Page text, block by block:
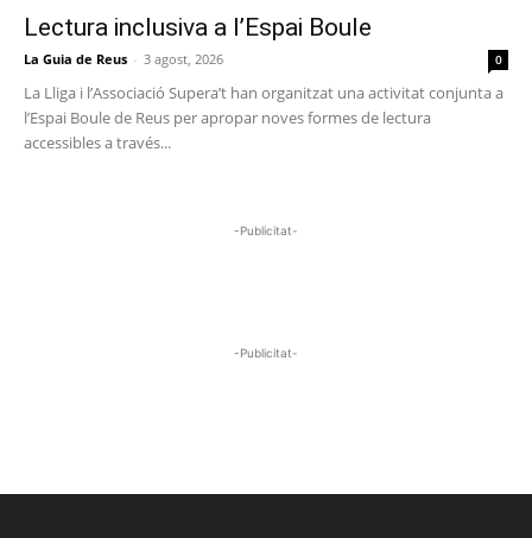
Lectura inclusiva a l’Espai Boule
La Guia de Reus - 3 agost, 2026 0
La Lliga i l’Associació Supera’t han organitzat una activitat conjunta a
l’Espai Boule de Reus per apropar noves formes de lectura
accessibles a través...
-Publicitat-
-Publicitat-